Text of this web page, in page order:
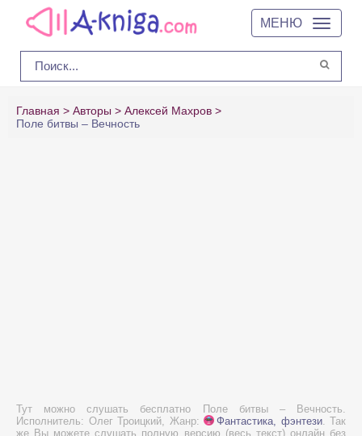
МЕНЮ
Главная Авторы
Алексей Махров
Поле битвы – Вечность
Тут можно слушать бесплатно Поле битвы – Вечность.
Исполнитель: Олег Троицкий, Жанр:
Фантастика, фэнтези. Так
же Вы можете слушать полную версию (весь текст) онлайн без